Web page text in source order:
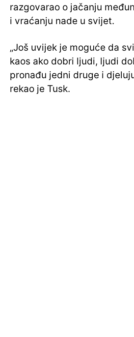
razgovarao o jačanju
i vraćanju nade u svijet.
„Još uvijek je moguće da
kaos ako dobri ljudi, ljudi
pronađu jedni druge i
rekao je Tusk.